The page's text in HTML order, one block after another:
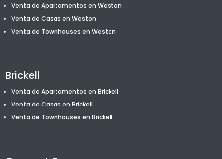
Venta de Apartamentos en Weston
Venta de Casas en Weston
Venta de Townhouses en Weston
Brickell
Venta de Apartamentos en Brickell
Venta de Casas en Brickell
Venta de Townhouses en Brickell